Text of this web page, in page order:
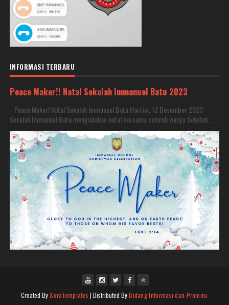
INFORMASI TERBARU
Peace Maker!! Natal Sekolah Immanuel Batu 2023
Peace Maker! Natal Sekolah Immanuel Batu Hari ini, 12 Desember 2023
Sekolah Immanuel Batu mengadakan natal bersama seluruh warga Sekolah ...
Created BySoraTemplates | Distributed ByBidang Informasi dan Promosi